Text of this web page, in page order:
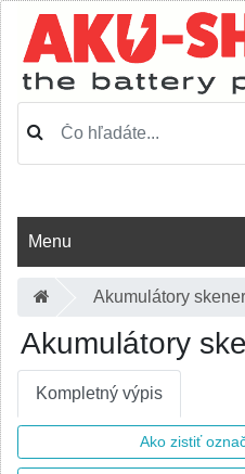
Menu
Akumulátory
Akumulátory
Kompletný výpis
Ako zistiť